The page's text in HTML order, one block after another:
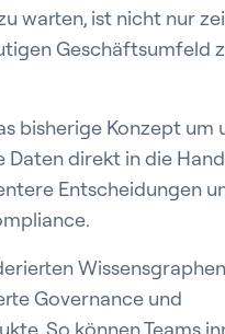
warten, ist nicht nur
Geschäftsumfeld
bisherige Konzept um
direkt in die
Entscheidungen
Governance und